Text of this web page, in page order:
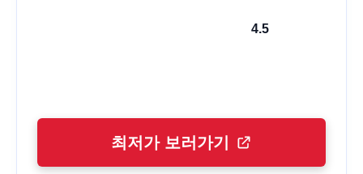
4.5
최저가 보러가기